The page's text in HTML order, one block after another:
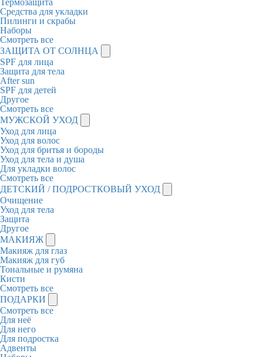
Термозащита
Средства для укладки
Пилинги и скрабы
Наборы
Смотреть все
ЗАЩИТА ОТ СОЛНЦА
SPF для лица
Защита для тела
After sun
SPF для детей
Другое
Смотреть все
МУЖСКОЙ УХОД
Уход для лица
Уход для волос
Уход для бритья и бороды
Уход для тела и душа
Для укладки волос
Смотреть все
ДЕТСКИЙ / ПОДРОСТКОВЫЙ УХОД
Очищение
Уход для тела
Защита
Другое
МАКИЯЖ
Макияж для глаз
Макияж для губ
Тональные и румяна
Кисти
Смотреть все
ПОДАРКИ
Смотреть все
Для неё
Для него
Для подростка
Адвенты